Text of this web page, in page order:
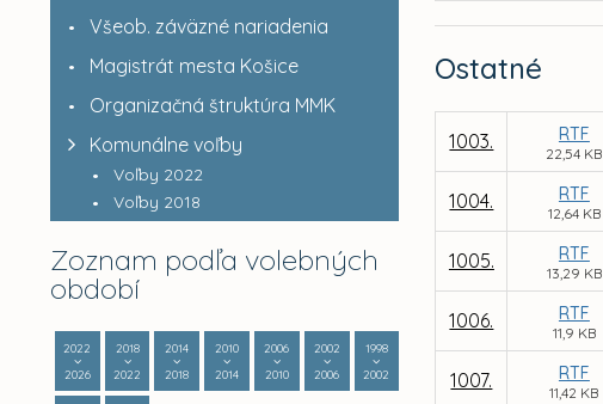
Všeob. záväzné nariadenia
Magistrát mesta Košice
Organizačná štruktúra MMK
Komunálne voľby
Voľby 2022
Voľby 2018
Zoznam podľa volebných
období
2022
2026
2018
2022
2014
2018
2010
2014
2006
2010
2002
2006
1998
2002
Ostatné
1003. RTF
22,54 KB
1004. RTF
12,64 KB
1005. RTF
13,29 KB
1006. RTF
11,9 KB
1007. RTF
11,42 KB